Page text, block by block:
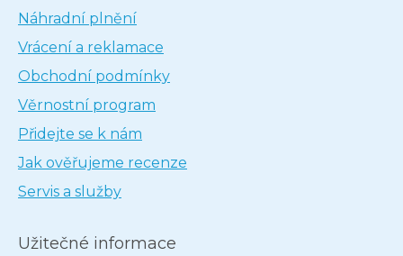
Náhradní plnění
Vrácení a reklamace
Obchodní podmínky
Věrnostní program
Přidejte se k nám
Jak ověřujeme recenze
Servis a služby
Užitečné informace